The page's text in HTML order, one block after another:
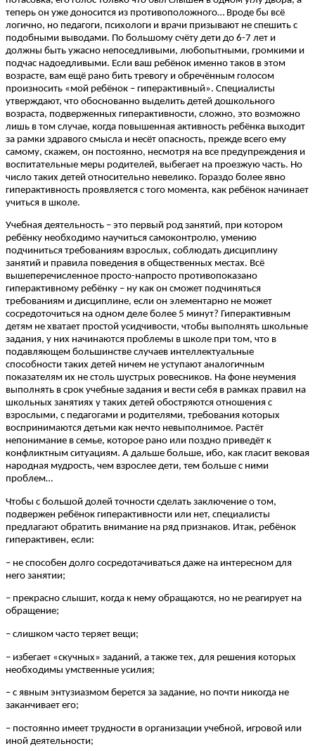
теперь он уже доносится из противоположного… Вроде бы всё
логично, но педагоги, психологи и врачи призывают не спешить с
подобными выводами. По большому счёту дети до 6-7 лет и
должны быть ужасно непоседливыми, любопытными, громкими и
подчас надоедливыми. Если ваш ребёнок именно таков в этом
возрасте, вам ещё рано бить тревогу и обречённым голосом
произносить «мой ребёнок – гиперактивный». Специалисты
утверждают, что обоснованно выделить детей дошкольного
возраста, подверженных гиперактивности, сложно, это возможно
лишь в том случае, когда повышенная активность ребёнка выходит
за рамки здравого смысла и несёт опасность, прежде всего ему
самому, скажем, он постоянно, несмотря на все предупреждения и
воспитательные меры родителей, выбегает на проезжую часть. Но
число таких детей относительно невелико. Гораздо более явно
гиперактивность проявляется с того момента, как ребёнок начинает
учиться в школе.
Учебная деятельность – это первый род занятий, при котором
ребёнку необходимо научиться самоконтролю, умению
подчиниться требованиям взрослых, соблюдать дисциплину
занятий и правила поведения в общественных местах. Всё
вышеперечисленное просто-напросто противопоказано
гиперактивному ребёнку – ну как он сможет подчиняться
требованиям и дисциплине, если он элементарно не может
сосредоточиться на одном деле более 5 минут? Гиперактивным
детям не хватает простой усидчивости, чтобы выполнять школьные
задания, у них начинаются проблемы в школе при том, что в
подавляющем большинстве случаев интеллектуальные
способности таких детей ничем не уступают аналогичным
показателям их не столь шустрых ровесников. На фоне неумения
выполнять в срок учебные задания и вести себя в рамках правил на
школьных занятиях у таких детей обостряются отношения с
взрослыми, с педагогами и родителями, требования которых
воспринимаются детьми как нечто невыполнимое. Растёт
непонимание в семье, которое рано или поздно приведёт к
конфликтным ситуациям. А дальше больше, ибо, как гласит вековая
народная мудрость, чем взрослее дети, тем больше с ними
проблем…
Чтобы с большой долей точности сделать заключение о том,
подвержен ребёнок гиперактивности или нет, специалисты
предлагают обратить внимание на ряд признаков. Итак, ребёнок
гиперактивен, если:
– не способен долго сосредотачиваться даже на интересном для
него занятии;
– прекрасно слышит, когда к нему обращаются, но не реагирует на
обращение;
– слишком часто теряет вещи;
– избегает «скучных» заданий, а также тех, для решения которых
необходимы умственные усилия;
– с явным энтузиазмом берется за задание, но почти никогда не
заканчивает его;
– постоянно имеет трудности в организации учебной, игровой или
иной деятельности;